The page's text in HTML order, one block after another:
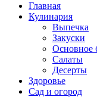
Главная
Кулинария
Выпечка
Закуски
Основное
Салаты
Десерты
Здоровье
Сад и огород